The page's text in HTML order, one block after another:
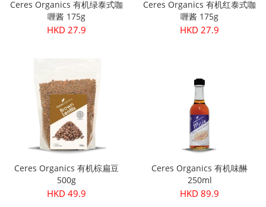
Ceres Organics 有机绿泰式咖
喱酱 175g
HKD 27.9
Ceres Organics 有机红泰式咖
喱酱 175g
HKD 27.9
Ceres Organics 有机棕扁豆
500g
HKD 49.9
Ceres Organics 有机味醂
250ml
HKD 89.9